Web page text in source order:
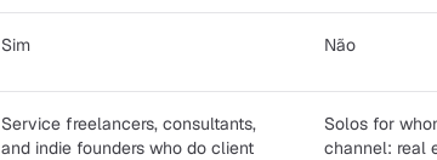
Sim Não
Service freelancers, consultants,
and indie founders who do client
Solos for
channel: real